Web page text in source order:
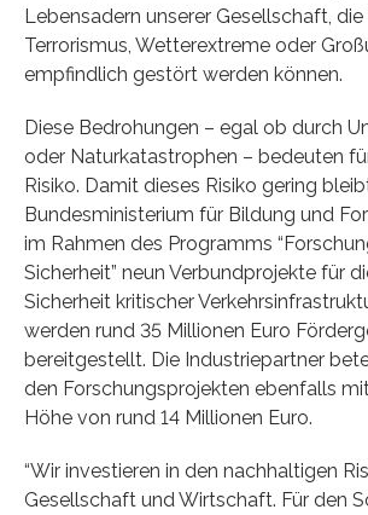
Lebensadern unserer Gesellschaft, die
Terrorismus, Wetterextreme oder
empfindlich gestört werden können.
Diese Bedrohungen – egal ob durch
oder Naturkatastrophen – bedeuten
Risiko. Damit dieses Risiko gering
Bundesministerium für Bildung und
im Rahmen des Programms
Sicherheit” neun Verbundprojekte für
Sicherheit kritischer
werden rund 35 Millionen Euro
bereitgestellt. Die Industriepartner
den Forschungsprojekten ebenfalls
Höhe von rund 14 Millionen Euro.
“Wir investieren in den nachhaltigen
Gesellschaft und Wirtschaft. Für den